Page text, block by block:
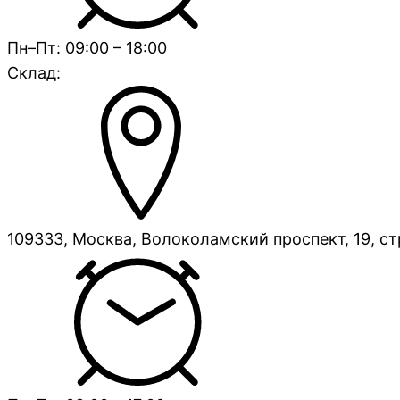
Пн–Пт: 09:00 – 18:00
Склад:
109333, Москва, Волоколамский проспект, 19,